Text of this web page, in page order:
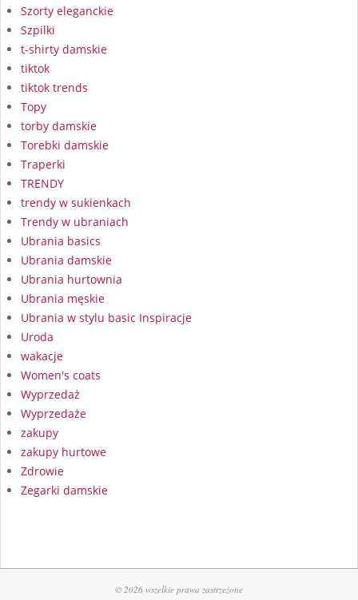
Szorty eleganckie
Szpilki
t-shirty damskie
tiktok
tiktok trends
Topy
torby damskie
Torebki damskie
Traperki
TRENDY
trendy w sukienkach
Trendy w ubraniach
Ubrania basics
Ubrania damskie
Ubrania hurtownia
Ubrania męskie
Ubrania w stylu basic Inspiracje
Uroda
wakacje
Women's coats
Wyprzedaż
Wyprzedaże
zakupy
zakupy hurtowe
Zdrowie
Zegarki damskie
© 2026 wszelkie prawa zastrzeżone